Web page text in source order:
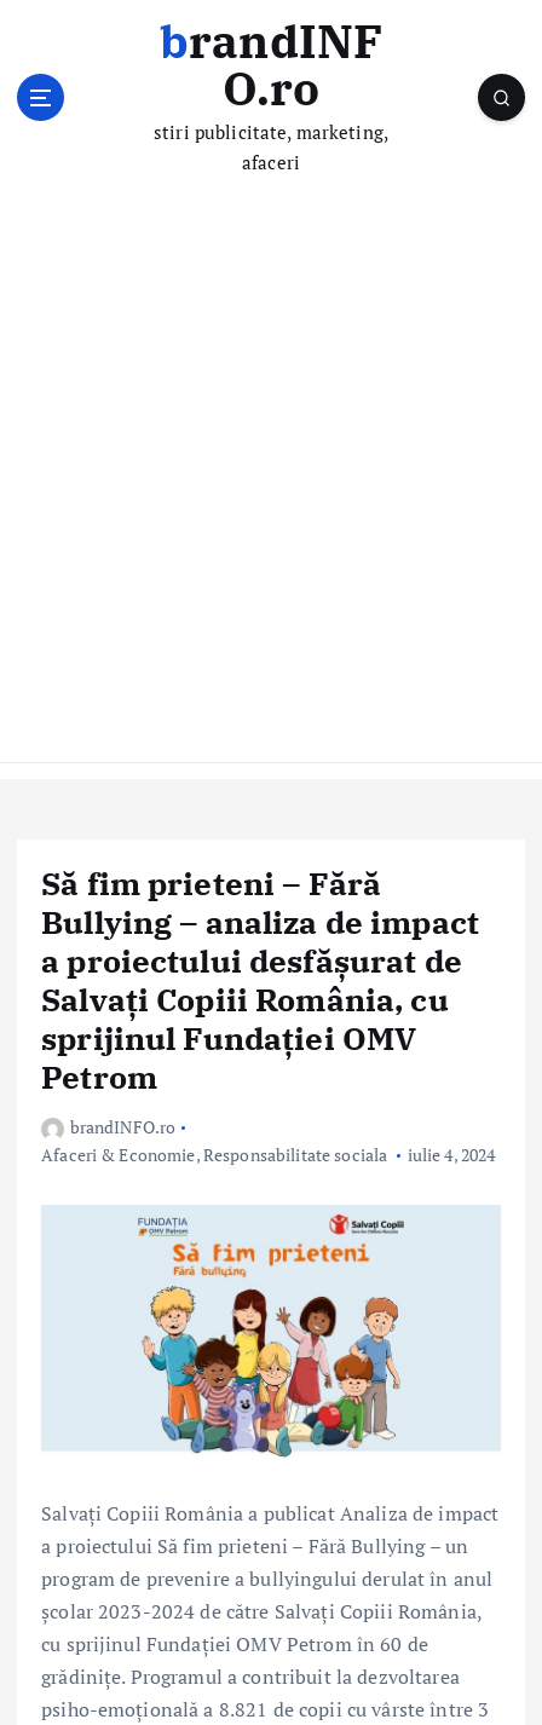
brandINF
O.ro
stiri publicitate, marketing,
afaceri
Să fim prieteni – Fără
Bullying – analiza de impact
a proiectului desfășurat de
Salvați Copiii România, cu
sprijinul Fundației OMV
Petrom
brandINFO.ro
Afaceri & Economie,Responsabilitate sociala iulie 4, 2024
Salvați Copiii România a publicat Analiza de impact
a proiectului Să fim prieteni – Fără Bullying – un
program de prevenire a bullyingului derulat în anul
școlar 2023-2024 de către Salvați Copiii România,
cu sprijinul Fundației OMV Petrom în 60 de
grădinițe. Programul a contribuit la dezvoltarea
psiho-emoțională a 8.821 de copii cu vârste între 3